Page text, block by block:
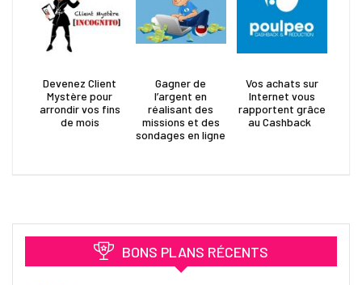
Devenez Client
Mystère pour
arrondir vos fins
de mois
Gagner de
l’argent en
réalisant des
missions et des
sondages en ligne
Vos achats sur
Internet vous
rapportent grâce
au Cashback ​
BONS PLANS RÉCENTS